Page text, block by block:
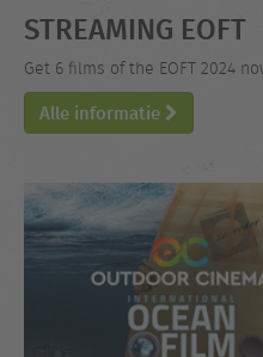
STREAMING EOFT
Get 6 films of the EOFT 2024
Alle informatie